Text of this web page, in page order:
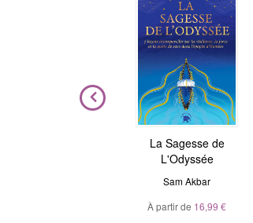
La Sagesse de
L'Odyssée
Sam Akbar
À partir de 16,99 €
Astrologie de l'âme
Julie Gorse,Christian Maillé